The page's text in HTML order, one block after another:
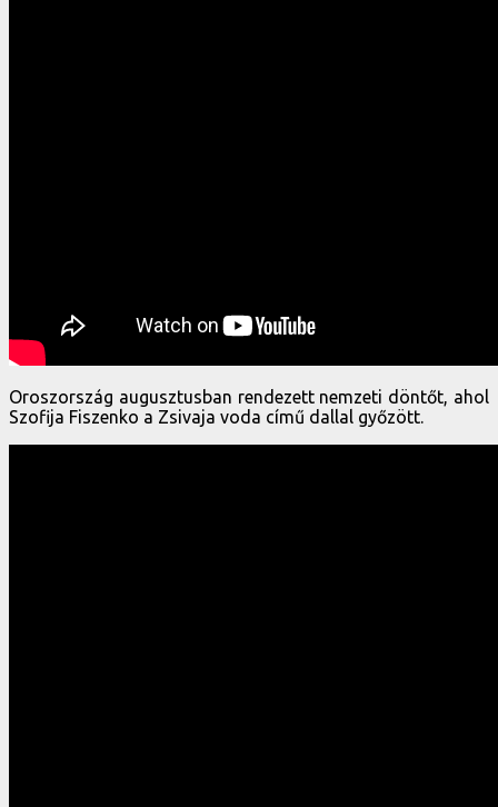
Oroszország augusztusban rendezett nemzeti döntőt, ahol
Szofija Fiszenko a Zsivaja voda című dallal győzött.